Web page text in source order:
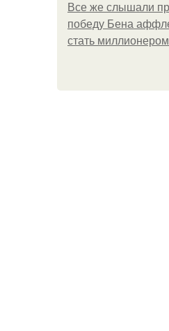
Все же слышали
победу Бена
стать